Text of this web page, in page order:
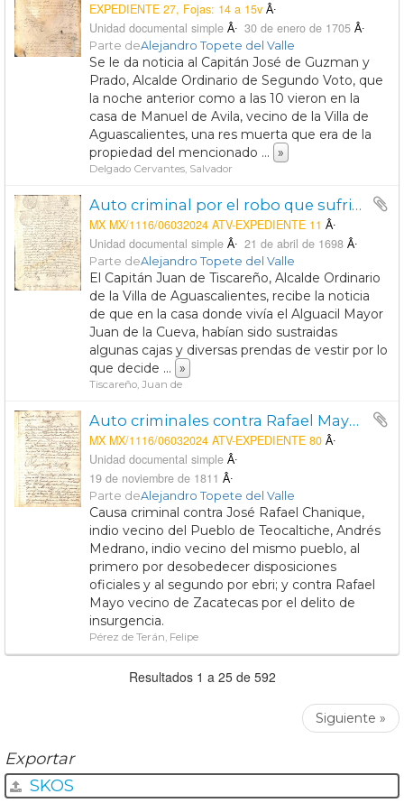
EXPEDIENTE 27, Fojas: 14 a 15v
Unidad documental simple
30 de enero de 1705
Parte deAlejandro Topete del Valle
Se le da noticia al Capitán José de Guzman y
Prado, Alcalde Ordinario de Segundo Voto, que
la noche anterior como a las 10 vieron en la
casa de Manuel de Avila, vecino de la Villa de
Aguascalientes, una res muerta que era de la
propiedad del mencionado ... »
Delgado Cervantes, Salvador
Auto criminal por el robo que sufrió en su domicilio el Alguacil Mayor de la Villa de Aguascalientes, Juan de la Cueva.
MX MX/1116/06032024 ATV-EXPEDIENTE 11
Unidad documental simple
21 de abril de 1698
Parte deAlejandro Topete del Valle
El Capitán Juan de Tiscareño, Alcalde Ordinario
de la Villa de Aguascalientes, recibe la noticia
de que en la casa donde vivía el Alguacil Mayor
Juan de la Cueva, habían sido sustraidas
algunas cajas y diversas prendas de vestir por lo
que decide ... »
Tiscareño, Juan de
Auto criminales contra Rafael Mayo, José Rafael Chanique y Andrés Mnedoza. El primero por desobedicencia, el segundo por embriaguez y el tercero por insurgente.
MX MX/1116/06032024 ATV-EXPEDIENTE 80
Unidad documental simple
19 de noviembre de 1811
Parte deAlejandro Topete del Valle
Causa criminal contra José Rafael Chanique,
indio vecino del Pueblo de Teocaltiche, Andrés
Medrano, indio vecino del mismo pueblo, al
primero por desobedecer disposiciones
oficiales y al segundo por ebri; y contra Rafael
Mayo vecino de Zacatecas por el delito de
insurgencia.
Pérez de Terán, Felipe
Resultados 1 a 25 de 592
Siguiente »
Exportar
SKOS